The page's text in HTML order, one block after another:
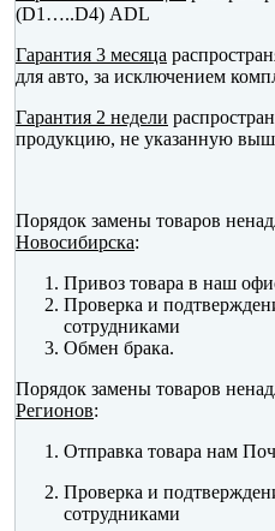
(D1…..D4) ADL
Гарантия 3 месяца
для авто, за исключением
Гарантия 2 недели
продукцию, не указанную
Порядок замены товаров
Новосибирска:
Привоз товара в наш
Проверка и
сотрудниками
Обмен брака.
Порядок замены товаров
Регионов:
Отправка товара нам
Проверка и
сотрудниками